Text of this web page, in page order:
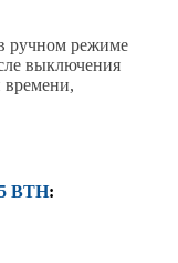
ручном режиме
выключения
времени,
ВТН: